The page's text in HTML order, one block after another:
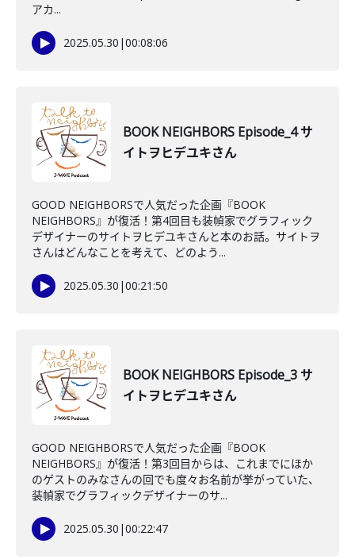
アカ...
2025.05.30 |00:08:06
BOOK NEIGHBORS Episode_4 サ
イトヲヒデユキさん
GOOD NEIGHBORSで人気だった企画『BOOK
NEIGHBORS』が復活！第4回目も装幀家でグラフィック
デザイナーのサイトヲヒデユキさんと本のお話。サイトヲ
さんはどんなことを考えて、どのよう...
2025.05.30 |00:21:50
BOOK NEIGHBORS Episode_3 サ
イトヲヒデユキさん
GOOD NEIGHBORSで人気だった企画『BOOK
NEIGHBORS』が復活！第3回目からは、これまでにほか
のゲストのみなさんの回でも度々お名前が挙がっていた、
装幀家でグラフィックデザイナーのサ...
2025.05.30 |00:22:47